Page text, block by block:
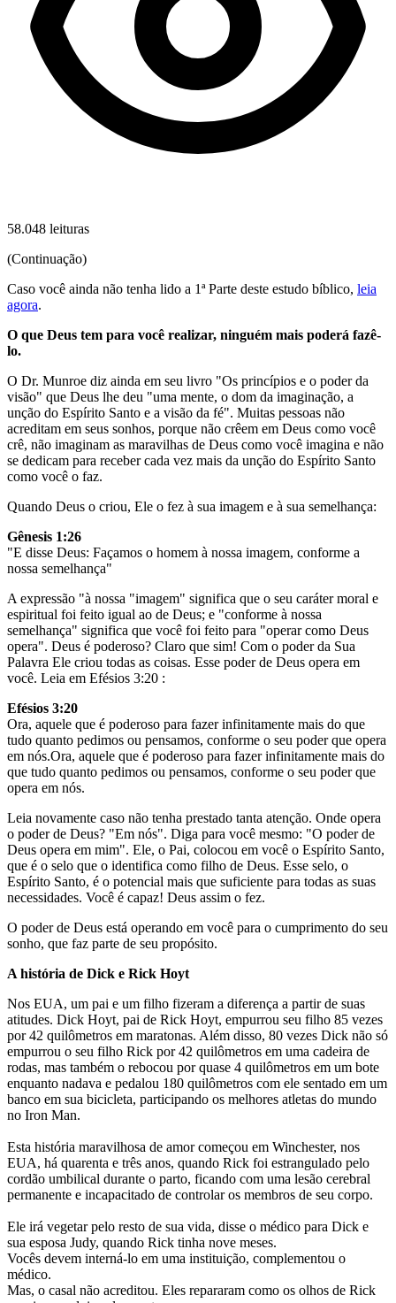
58.048 leituras
(Continuação)
Caso você ainda não tenha lido a 1ª Parte deste estudo bíblico, leia
agora.
O que Deus tem para você realizar, ninguém mais poderá fazê-
lo.
O Dr. Munroe diz ainda em seu livro "Os princípios e o poder da
visão" que Deus lhe deu "uma mente, o dom da imaginação, a
unção do Espírito Santo e a visão da fé". Muitas pessoas não
acreditam em seus sonhos, porque não crêem em Deus como você
crê, não imaginam as maravilhas de Deus como você imagina e não
se dedicam para receber cada vez mais da unção do Espírito Santo
como você o faz.
Quando Deus o criou, Ele o fez à sua imagem e à sua semelhança:
Gênesis 1:26
"E disse Deus: Façamos o homem à nossa imagem, conforme a
nossa semelhança"
A expressão "à nossa "imagem" significa que o seu caráter moral e
espiritual foi feito igual ao de Deus; e "conforme à nossa
semelhança" significa que você foi feito para "operar como Deus
opera". Deus é poderoso? Claro que sim! Com o poder da Sua
Palavra Ele criou todas as coisas. Esse poder de Deus opera em
você. Leia em Efésios 3:20 :
Efésios 3:20
Ora, aquele que é poderoso para fazer infinitamente mais do que
tudo quanto pedimos ou pensamos, conforme o seu poder que opera
em nós.Ora, aquele que é poderoso para fazer infinitamente mais do
que tudo quanto pedimos ou pensamos, conforme o seu poder que
opera em nós.
Leia novamente caso não tenha prestado tanta atenção. Onde opera
o poder de Deus? "Em nós". Diga para você mesmo: "O poder de
Deus opera em mim". Ele, o Pai, colocou em você o Espírito Santo,
que é o selo que o identifica como filho de Deus. Esse selo, o
Espírito Santo, é o potencial mais que suficiente para todas as suas
necessidades. Você é capaz! Deus assim o fez.
O poder de Deus está operando em você para o cumprimento do seu
sonho, que faz parte de seu propósito.
A história de Dick e Rick Hoyt
Nos EUA, um pai e um filho fizeram a diferença a partir de suas
atitudes. Dick Hoyt, pai de Rick Hoyt, empurrou seu filho 85 vezes
por 42 quilômetros em maratonas. Além disso, 80 vezes Dick não só
empurrou o seu filho Rick por 42 quilômetros em uma cadeira de
rodas, mas também o rebocou por quase 4 quilômetros em um bote
enquanto nadava e pedalou 180 quilômetros com ele sentado em um
banco em sua bicicleta, participando os melhores atletas do mundo
no Iron Man.
Esta história maravilhosa de amor começou em Winchester, nos
EUA, há quarenta e três anos, quando Rick foi estrangulado pelo
cordão umbilical durante o parto, ficando com uma lesão cerebral
permanente e incapacitado de controlar os membros de seu corpo.
Ele irá vegetar pelo resto de sua vida, disse o médico para Dick e
sua esposa Judy, quando Rick tinha nove meses.
Vocês devem interná-lo em uma instituição, complementou o
médico.
Mas, o casal não acreditou. Eles repararam como os olhos de Rick